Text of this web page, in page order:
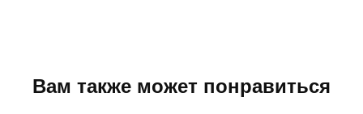
Вам также может понравиться